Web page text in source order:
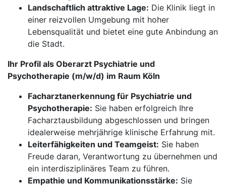
Landschaftlich attraktive Lage: Die Klinik liegt in
einer reizvollen Umgebung mit hoher
Lebensqualität und bietet eine gute Anbindung an
die Stadt.
Ihr Profil als Oberarzt Psychiatrie und
Psychotherapie (m/w/d) im Raum Köln
Facharztanerkennung für Psychiatrie und
Psychotherapie: Sie haben erfolgreich Ihre
Facharztausbildung abgeschlossen und bringen
idealerweise mehrjährige klinische Erfahrung mit.
Leiterfähigkeiten und Teamgeist: Sie haben
Freude daran, Verantwortung zu übernehmen und
ein interdisziplinäres Team zu führen.
Empathie und Kommunikationsstärke: Sie